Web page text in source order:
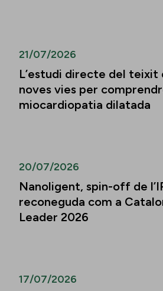
21/07/2026
L’estudi directe del teixit
noves vies per
miocardiopatia dilatada
20/07/2026
Nanoligent, spin-off de
reconeguda com a
Leader 2026
17/07/2026